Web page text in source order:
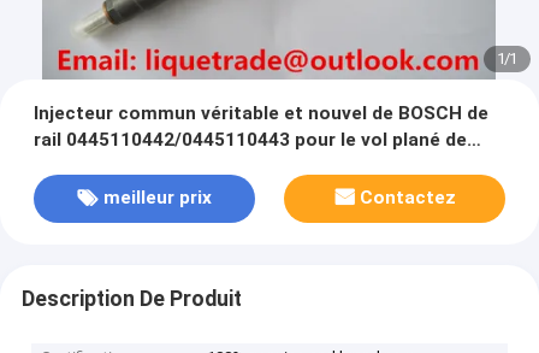
1/1
Injecteur commun véritable et nouvel de BOSCH de
rail 0445110442/0445110443 pour le vol plané de
meilleur prix
Contactez
Description De Produit